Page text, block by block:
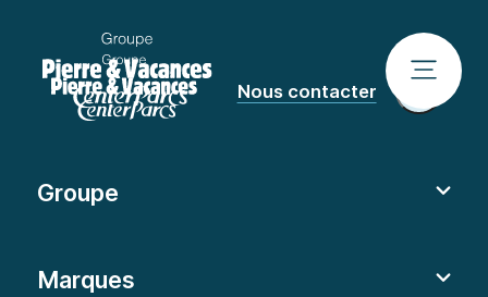
Nous contacter
Groupe
Marques